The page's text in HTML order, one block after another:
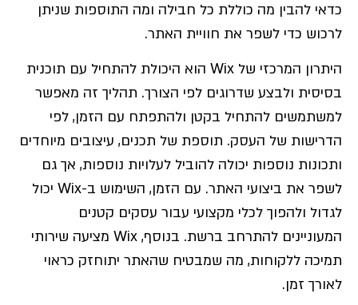
כדאי להבין מה כוללת כל חבילה ומה התוספות שניתן
לרכוש כדי לשפר את חוויית האתר.
היתרון המרכזי של Wix הוא היכולת להתחיל עם תוכנית
בסיסית ולבצע שדרוגים לפי הצורך. תהליך זה מאפשר
למשתמשים להתחיל בקטן ולהתפתח עם הזמן, לפי
הדרישות של העסק. תוספת של תכנים, עיצובים מיוחדים
ותכונות נוספות יכולה להוביל לעלויות נוספות, אך גם
לשפר את ביצועי האתר. עם הזמן, השימוש ב-Wix יכול
לגדול ולהפוך לכלי מקצועי עבור עסקים קטנים
המעוניינים להתרחב ברשת. בנוסף, Wix מציעה שירותי
תמיכה ללקוחות, מה שמבטיח שהאתר יתוחזק כראוי
לאורך זמן.